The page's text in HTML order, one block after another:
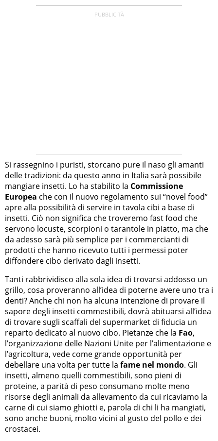
Si rassegnino i puristi, storcano pure il naso gli amanti
delle tradizioni: da questo anno in Italia sarà possibile
mangiare insetti. Lo ha stabilito la Commissione
Europea che con il nuovo regolamento sui “novel food”
apre alla possibilità di servire in tavola cibi a base di
insetti. Ciò non significa che troveremo fast food che
servono locuste, scorpioni o tarantole in piatto, ma che
da adesso sarà più semplice per i commercianti di
prodotti che hanno ricevuto tutti i permessi poter
diffondere cibo derivato dagli insetti.
Tanti rabbrividisco alla sola idea di trovarsi addosso un
grillo, cosa proveranno all’idea di poterne avere uno tra i
denti? Anche chi non ha alcuna intenzione di provare il
sapore degli insetti commestibili, dovrà abituarsi all’idea
di trovare sugli scaffali del supermarket di fiducia un
reparto dedicato al nuovo cibo. Pietanze che la Fao,
l’organizzazione delle Nazioni Unite per l’alimentazione e
l’agricoltura, vede come grande opportunità per
debellare una volta per tutte la fame nel mondo. Gli
insetti, almeno quelli commestibili, sono pieni di
proteine, a parità di peso consumano molte meno
risorse degli animali da allevamento da cui ricaviamo la
carne di cui siamo ghiotti e, parola di chi li ha mangiati,
sono anche buoni, molto vicini al gusto del pollo e dei
crostacei.